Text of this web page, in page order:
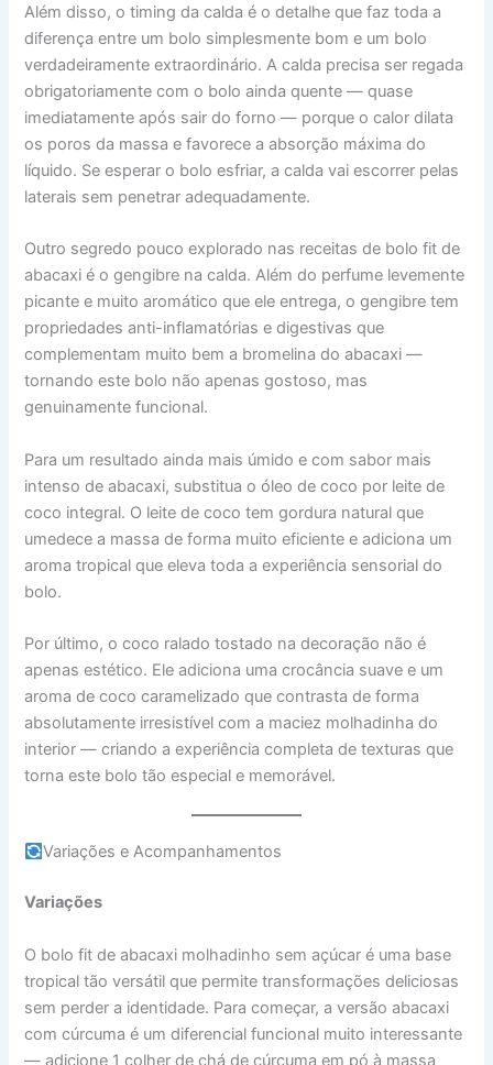
Além disso, o timing da calda é o detalhe que faz toda a
diferença entre um bolo simplesmente bom e um bolo
verdadeiramente extraordinário. A calda precisa ser regada
obrigatoriamente com o bolo ainda quente — quase
imediatamente após sair do forno — porque o calor dilata
os poros da massa e favorece a absorção máxima do
líquido. Se esperar o bolo esfriar, a calda vai escorrer pelas
laterais sem penetrar adequadamente.
Outro segredo pouco explorado nas receitas de bolo fit de
abacaxi é o gengibre na calda. Além do perfume levemente
picante e muito aromático que ele entrega, o gengibre tem
propriedades anti-inflamatórias e digestivas que
complementam muito bem a bromelina do abacaxi —
tornando este bolo não apenas gostoso, mas
genuinamente funcional.
Para um resultado ainda mais úmido e com sabor mais
intenso de abacaxi, substitua o óleo de coco por leite de
coco integral. O leite de coco tem gordura natural que
umedece a massa de forma muito eficiente e adiciona um
aroma tropical que eleva toda a experiência sensorial do
bolo.
Por último, o coco ralado tostado na decoração não é
apenas estético. Ele adiciona uma crocância suave e um
aroma de coco caramelizado que contrasta de forma
absolutamente irresistível com a maciez molhadinha do
interior — criando a experiência completa de texturas que
torna este bolo tão especial e memorável.
Variações e Acompanhamentos
Variações
O bolo fit de abacaxi molhadinho sem açúcar é uma base
tropical tão versátil que permite transformações deliciosas
sem perder a identidade. Para começar, a versão abacaxi
com cúrcuma é um diferencial funcional muito interessante
— adicione 1 colher de chá de cúrcuma em pó à massa